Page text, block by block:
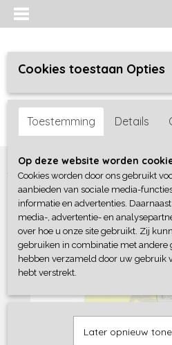
Inloggen Registreren
Home >Jongens baby>shirts /
Cookies toestaan Opties
Toestemming Details
Op deze website worden
Cookies worden door ons gebruikt
aanbieden van sociale media-
informatie en advertenties.
media-, advertentie- en
over hoe u onze site gebruikt. Zij
gebruiken in combinatie met andere
hebben verzameld door uw gebruik
hebt verstrekt.
Later opnieuw